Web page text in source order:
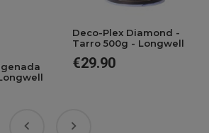
Deco-Plex Diamond -
Tarro 500g - Longwell
Price
€29.90